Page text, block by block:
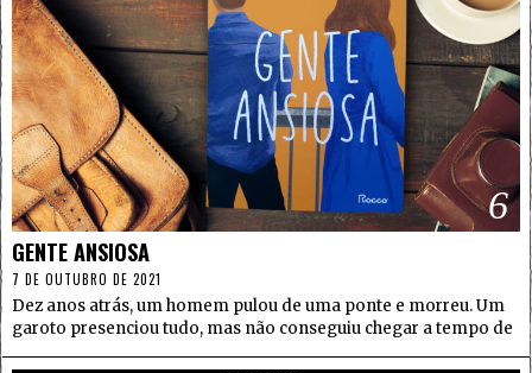
6
GENTE ANSIOSA
7 DE OUTUBRO DE 2021
Dez anos atrás, um homem pulou de uma ponte e morreu. Um
garoto presenciou tudo, mas não conseguiu chegar a tempo de